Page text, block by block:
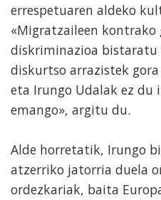
errespetuaren aldeko
«Migratzaileen kontrako
diskriminazioa
diskurtso arrazistek
eta Irungo Udalak ez du
emango», argitu du.
Alde horretatik, Irungo
atzerriko jatorria duela
ordezkariak, baita